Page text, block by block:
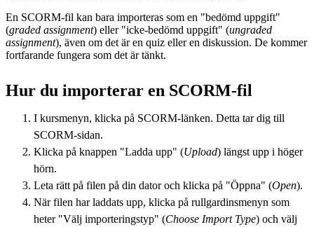
En SCORM-fil kan bara importeras som en "bedömd uppgift"
(graded assignment) eller "icke-bedömd uppgift" (ungraded
assignment), även om det är en quiz eller en diskussion. De kommer
fortfarande fungera som det är tänkt.
Hur du importerar en SCORM-fil
I kursmenyn, klicka på SCORM-länken. Detta tar dig till
SCORM-sidan.
Klicka på knappen "Ladda upp" (Upload) längst upp i höger
hörn.
Leta rätt på filen på din dator och klicka på "Öppna" (Open).
När filen har laddats upp, klicka på rullgardinsmenyn som
heter "Välj importeringstyp" (Choose Import Type) och välj